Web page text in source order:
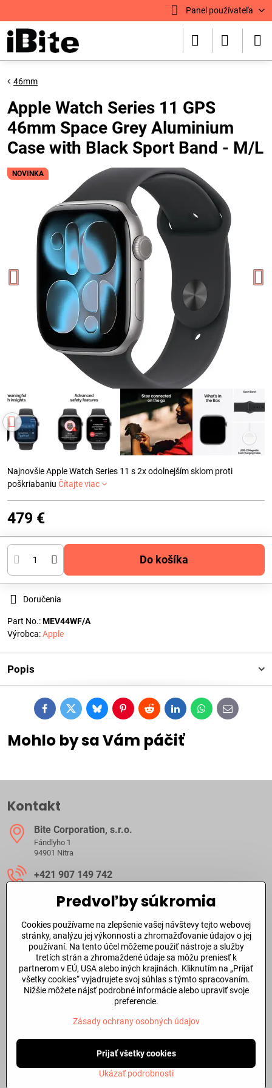
Panel používateľa
NOVINKA
46mm
Apple Watch Series 11 GPS
46mm Space Grey Aluminium
Case with Black Sport Band - M/L
Najnovšie Apple Watch Series 11 s 2x odolnejším sklom proti
poškriabaniu Čítajte viac
479 €
Do košíka
Doručenia
Part No.:MEV44WF/A
Výrobca:Apple
Popis
FacebookTwitterBlueskyPinterestRedditLinkedInWhatsApp
E-
mail
Mohlo by sa Vám páčiť
Kontakt
Bite Corporation, s​.r​.o​.
Fándlyho 1
94901 Nitra
+421 907 149 742
ibite​@ibite​.sk
Ako dlho trvá dodanie?
O skladových zásobách a dodacej doby tovaru sa môžete
informovať aj telefonickyalebo prostredníctvomemailu.
©2026Copyright
Predvoľby súkromiaZásady ochrany osobných údajov
Stav objednávky
Vytvorené pomocou:BiznisWeb.sk
Predvoľby súkromia
Cookies používame na zlepšenie vašej návštevy tejto webovej
stránky, analýzu jej výkonnosti a zhromažďovanie údajov o jej
používaní. Na tento účel môžeme použiť nástroje a služby
tretích strán a zhromaždené údaje sa môžu preniesť k
partnerom v EÚ, USA alebo iných krajinách. Kliknutím na „Prijať
všetky cookies“ vyjadrujete svoj súhlas s týmto spracovaním.
Nižšie môžete nájsť podrobné informácie alebo upraviť svoje
preferencie.
Zásady ochrany osobných údajov
Ukázať podrobnosti
Prijať všetky cookies